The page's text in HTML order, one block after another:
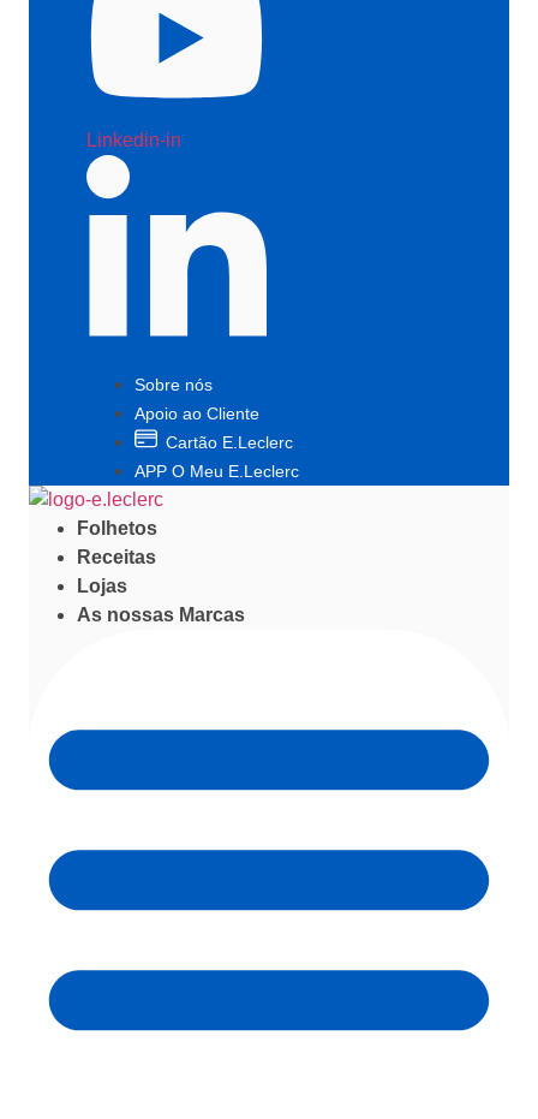
Linkedin-in
Sobre nós
Apoio ao Cliente
Cartão E.Leclerc
APP O Meu E.Leclerc
Folhetos
Receitas
Lojas
As nossas Marcas